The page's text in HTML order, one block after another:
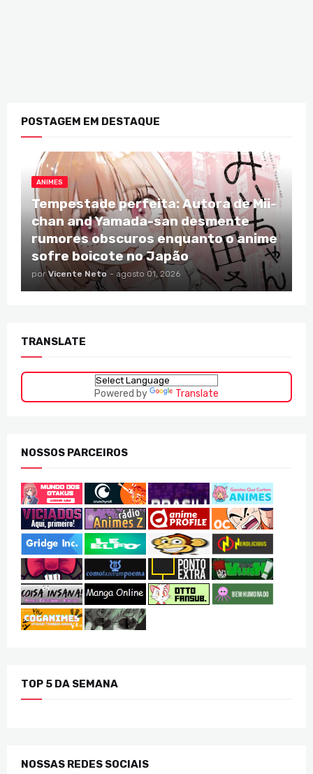
POSTAGEM EM DESTAQUE
ANIMES
Tempestade perfeita: Autora de Mii-
chan and Yamada-san desmente
rumores obscuros enquanto o anime
sofre boicote no Japão
por Vicente Neto - agosto 01, 2026
TRANSLATE
Powered by Translate
NOSSOS PARCEIROS
TOP 5 DA SEMANA
NOSSAS REDES SOCIAIS